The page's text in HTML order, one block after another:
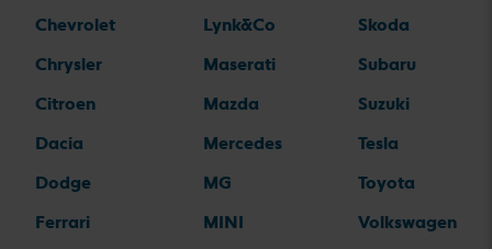
Chevrolet
Chrysler
Citroen
Dacia
Dodge
Ferrari
Lynk&Co
Maserati
Mazda
Mercedes
MG
MINI
Skoda
Subaru
Suzuki
Tesla
Toyota
Volkswagen